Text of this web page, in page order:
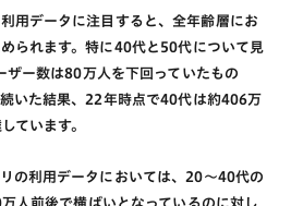
用データに注目すると、全年齢層にお
られます。特に40代と50代について見
ー数は80万人を下回っていたもの
いた結果、22年時点で40代は約406万
ています。
の利用データにおいては、20～40代の
人前後で横ばいとなっているのに対し